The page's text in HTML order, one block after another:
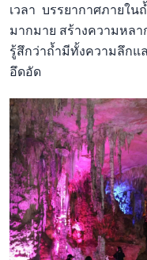
เวลา บรรยากาศภายใน
มากมาย สร้างความหล
รู้สึกว่าถ้ำมีทั้งความลึกแ
อึดอัด